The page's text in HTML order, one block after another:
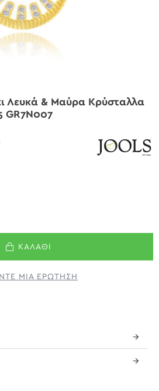
Λευκά & Μαύρα Κρύσταλλα
GR7N007
ΚΑΛΆΘΙ
ΜΊΑ ΕΡΏΤΗΣΗ